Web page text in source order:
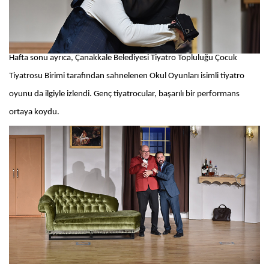
Hafta sonu ayrıca, Çanakkale Belediyesi Tiyatro Topluluğu Çocuk
Tiyatrosu Birimi tarafından sahnelenen Okul Oyunları isimli tiyatro
oyunu da ilgiyle izlendi. Genç tiyatrocular, başarılı bir performans
ortaya koydu.